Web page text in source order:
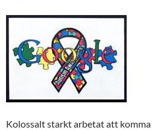
Kolossalt starkt arbetat att